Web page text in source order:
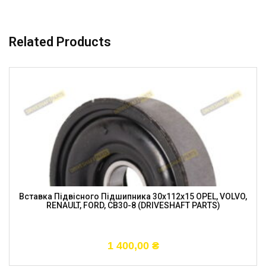
Related Products
Вставка Підвісного Підшипника 30x112x15 OPEL, VOLVO,
RENAULT, FORD, CB30-8 (DRIVESHAFT PARTS)
1 400,00 ₴